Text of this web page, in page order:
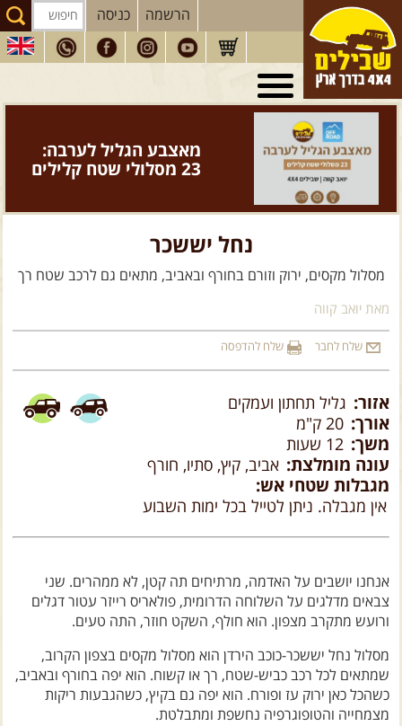
הרשמה כניסה
טיולי 4X4
בארץ
מסעות בעולם
טיוליםלרכב פנאי
הדרכותנהיגה
חנותשבילים
הירשמו לניוזלטר שבילים
הבלוג של יואב קווה
פודקאסט ג'יפאות
צרו קשר עם שבילים
אודות יואב קווה והאתר שבילים
מאצבע הגליל לערבה:
23 מסלולי שטח קלילים
נחל יששכר
מסלול מקסים, ירוק וזורם בחורף ובאביב, מתאים גם לרכב שטח רך
מאת יואב קווה
שלח לחבר שלח להדפסה
אזור: גליל תחתון ועמקים
אורך: 20 ק"מ
משך: 12 שעות
עונה מומלצת: אביב, קיץ, סתיו, חורף
מגבלות שטחי אש:
אין מגבלה. ניתן לטייל בכל ימות השבוע
אנחנו יושבים על האדמה, מרתיחים תה קטן, לא ממהרים. שני
צבאים מדלגים על השלוחה הדרומית, פולאריס רייזר עטור דגלים
ורועש מתקרב מצפון. הוא חולף, השקט חוזר, התה טעים.
מסלול נחל יששכר-כוכב הירדן הוא מסלול מקסים בצפון הקרוב,
שמתאים לכל רכב כביש-שטח, רך או קשוח. הוא יפה בחורף ובאביב,
כשהכל כאן ירוק עז ופורח. הוא יפה גם בקיץ, כשהגבעות ריקות
מצמחייה והטופוגרפיה נחשפת ומתבלטת.